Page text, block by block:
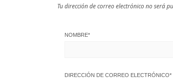
Tu dirección de correo electrónico no será
NOMBRE*
DIRECCIÓN DE CORREO ELECTRÓNICO*